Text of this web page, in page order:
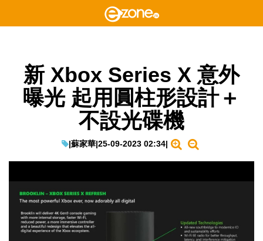
新 Xbox Series X 意外
曝光 起用圓柱形設計＋
不設光碟機
|蘇家華|25-09-2023 02:34|